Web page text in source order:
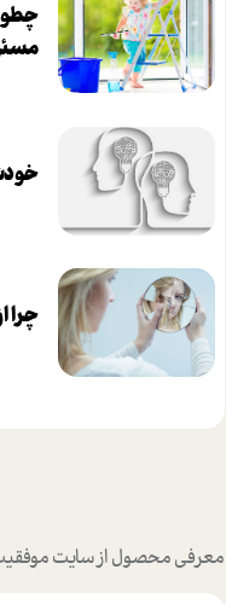
چرا
معرفی محصول از سایت